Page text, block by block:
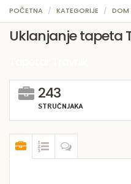
POČETNA KATEGORIJE DOM
Uklanjanje tapeta
243
STRUČNJAKA